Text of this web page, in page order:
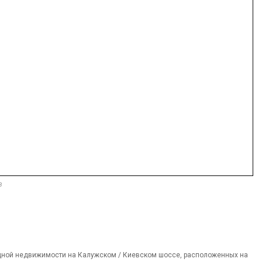
недвижимости на Калужском / Киевском шоссе, расположенных на